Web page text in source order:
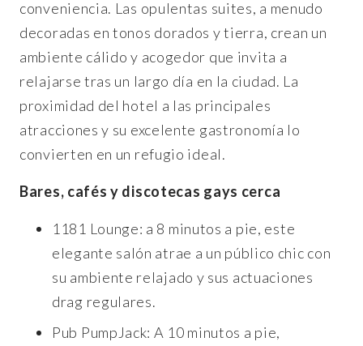
conveniencia. Las opulentas suites, a menudo
decoradas en tonos dorados y tierra, crean un
ambiente cálido y acogedor que invita a
relajarse tras un largo día en la ciudad. La
proximidad del hotel a las principales
atracciones y su excelente gastronomía lo
convierten en un refugio ideal.
Bares, cafés y discotecas gays cerca
1181 Lounge: a 8 minutos a pie, este
elegante salón atrae a un público chic con
su ambiente relajado y sus actuaciones
drag regulares.
Pub PumpJack: A 10 minutos a pie,